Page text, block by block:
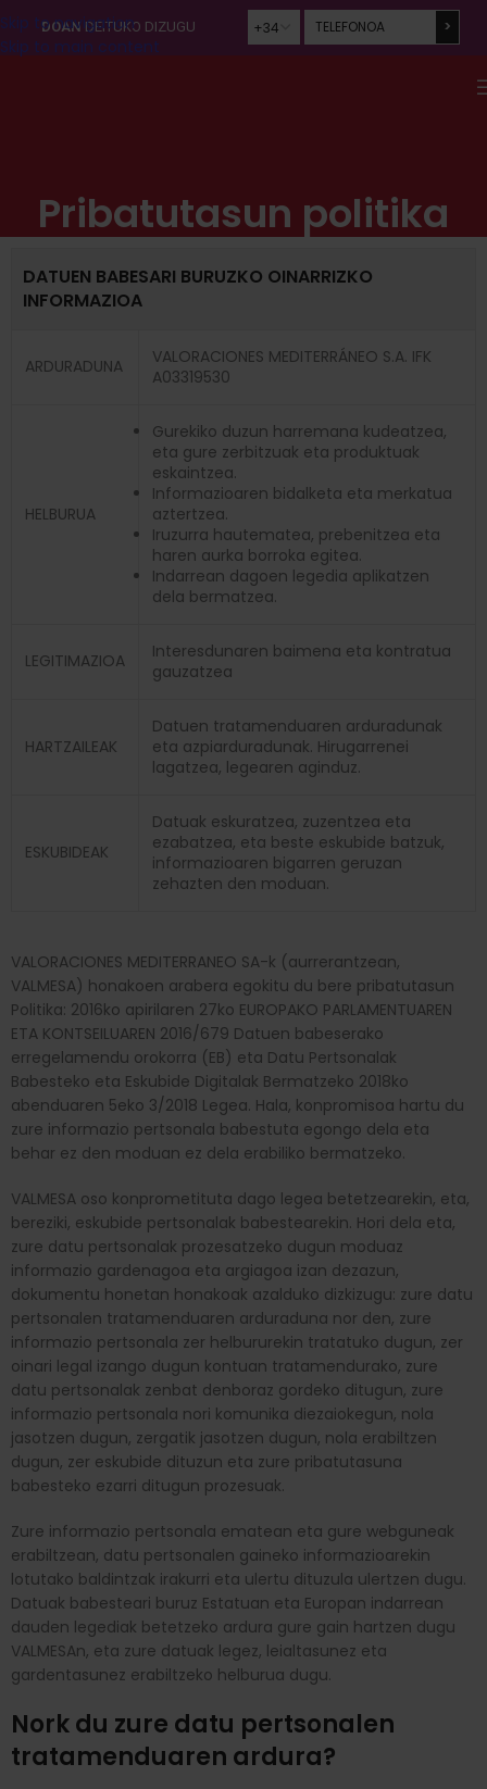
Skip to navigation
Skip to main content
DOANDEITUKO DIZUGU
Pribatutasun politika
DATUEN BABESARI BURUZKO OINARRIZKO
INFORMAZIOA
ARDURADUNA
VALORACIONES MEDITERRÁNEO S.A. IFK
A03319530
HELBURUA
Gurekiko duzun harremana kudeatzea,
eta gure zerbitzuak eta produktuak
eskaintzea.
Informazioaren bidalketa eta merkatua
aztertzea.
Iruzurra hautematea, prebenitzea eta
haren aurka borroka egitea.
Indarrean dagoen legedia aplikatzen
dela bermatzea.
LEGITIMAZIOA
Interesdunaren baimena eta kontratua
gauzatzea
HARTZAILEAK
Datuen tratamenduaren arduradunak
eta azpiarduradunak. Hirugarrenei
lagatzea, legearen aginduz.
ESKUBIDEAK
Datuak eskuratzea, zuzentzea eta
ezabatzea, eta beste eskubide batzuk,
informazioaren bigarren geruzan
zehazten den moduan.
VALORACIONES MEDITERRANEO SA-k (aurrerantzean,
VALMESA) honakoen arabera egokitu du bere pribatutasun
Politika: 2016ko apirilaren 27ko EUROPAKO PARLAMENTUAREN
ETA KONTSEILUAREN 2016/679 Datuen babeserako
erregelamendu orokorra (EB) eta Datu Pertsonalak
Babesteko eta Eskubide Digitalak Bermatzeko 2018ko
abenduaren 5eko 3/2018 Legea. Hala, konpromisoa hartu du
zure informazio pertsonala babestuta egongo dela eta
behar ez den moduan ez dela erabiliko bermatzeko.
VALMESA oso konprometituta dago legea betetzearekin, eta,
bereziki, eskubide pertsonalak babestearekin. Hori dela eta,
zure datu pertsonalak prozesatzeko dugun moduaz
informazio gardenagoa eta argiagoa izan dezazun,
dokumentu honetan honakoak azalduko dizkizugu: zure datu
pertsonalen tratamenduaren arduraduna nor den, zure
informazio pertsonala zer helbururekin tratatuko dugun, zer
oinari legal izango dugun kontuan tratamendurako, zure
datu pertsonalak zenbat denboraz gordeko ditugun, zure
informazio pertsonala nori komunika diezaiokegun, nola
jasotzen dugun, zergatik jasotzen dugun, nola erabiltzen
dugun, zer eskubide dituzun eta zure pribatutasuna
babesteko ezarri ditugun prozesuak.
Zure informazio pertsonala ematean eta gure webguneak
erabiltzean, datu pertsonalen gaineko informazioarekin
lotutako baldintzak irakurri eta ulertu dituzula ulertzen dugu.
Datuak babesteari buruz Estatuan eta Europan indarrean
dauden legediak betetzeko ardura gure gain hartzen dugu
VALMESAn, eta zure datuak legez, leialtasunez eta
gardentasunez erabiltzeko helburua dugu.
Nork du zure datu pertsonalen
tratamenduaren ardura?